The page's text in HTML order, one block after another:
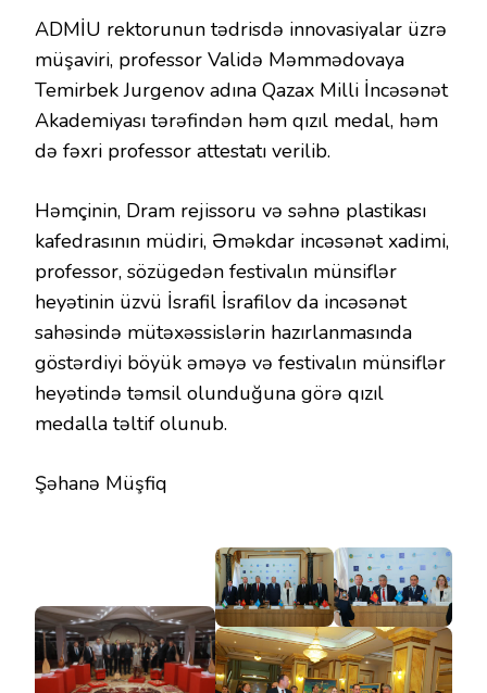
ADMİU rektorunun tədrisdə innovasiyalar üzrə
müşaviri, professor Validə Məmmədovaya
Temirbek Jurgenov adına Qazax Milli İncəsənət
Akademiyası tərəfindən həm qızıl medal, həm
də fəxri professor attestatı verilib.
Həmçinin, Dram rejissoru və səhnə plastikası
kafedrasının müdiri, Əməkdar incəsənət xadimi,
professor, sözügedən festivalın münsiflər
heyətinin üzvü İsrafil İsrafilov da incəsənət
sahəsində mütəxəssislərin hazırlanmasında
göstərdiyi böyük əməyə və festivalın münsiflər
heyətində təmsil olunduğuna görə qızıl
medalla təltif olunub.
Şəhanə Müşfiq